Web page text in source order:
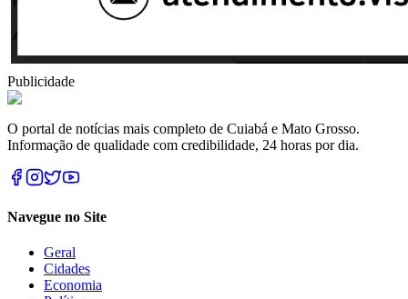
Publicidade
O portal de notícias mais completo de Cuiabá e Mato Grosso.
Informação de qualidade com credibilidade, 24 horas por dia.
Navegue no Site
Geral
Cidades
Economia